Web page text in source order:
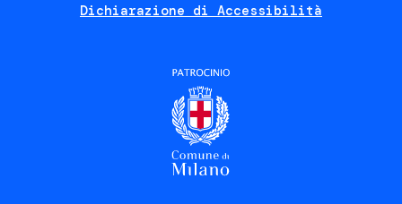
Dichiarazione di Accessibilità